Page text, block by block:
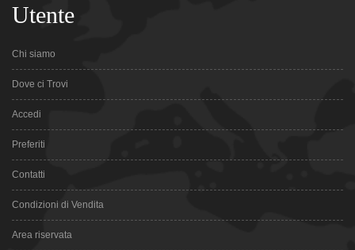
Utente
Chi siamo
Dove ci Trovi
Accedi
Preferiti
Contatti
Condizioni di Vendita
Area riservata